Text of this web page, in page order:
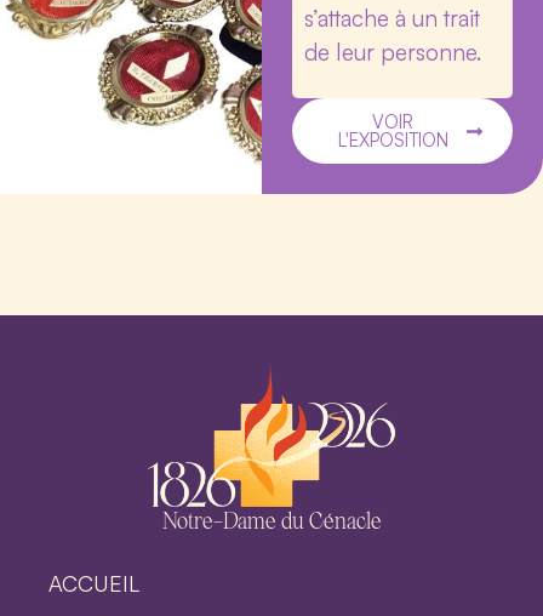
s’attache à un trait
de leur personne.
VOIR
L'EXPOSITION
ACCUEIL
Notre-Dame du Cénacle